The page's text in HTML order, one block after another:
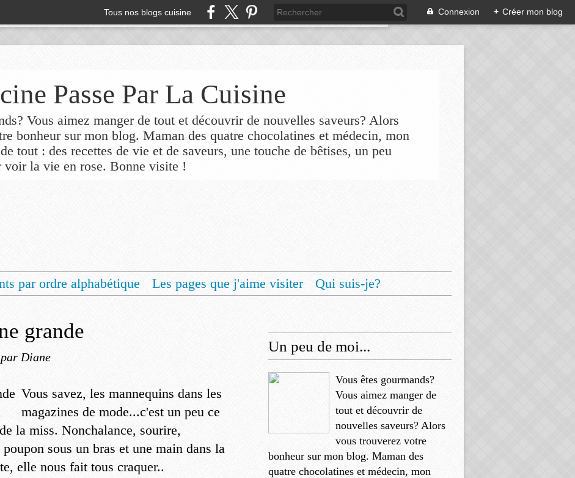
Tous nos blogs cuisine Connexion + Créer mon blog
Passe Par La Cuisine
Vous aimez manger de tout et découvrir de nouvelles saveurs? Alors
bonheur sur mon blog. Maman des quatre chocolatines et médecin, mon
tout : des recettes de vie et de saveurs, une touche de bêtises, un peu
voir la vie en rose. Bonne visite !
par ordre alphabétique Les pages que j'aime visiter
Qui suis-je?
grande
par Diane
Vous savez, les mannequins dans les
magazines de mode...c'est un peu ce
la miss. Nonchalance, sourire,
sous un bras et une main dans la
elle nous fait tous craquer..
Un peu de moi...
Vous êtes gourmands?
Vous aimez manger de
tout et découvrir de
nouvelles saveurs? Alors
vous trouverez votre
bonheur sur mon blog. Maman des
quatre chocolatines et médecin, mon